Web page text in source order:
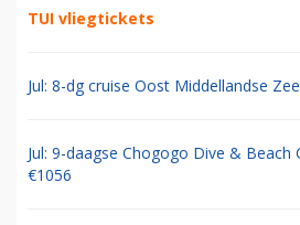
TUI vliegtickets
Jul: 8-dg cruise Oost Middellandse
Jul: 9-daagse Chogogo Dive & Beach
€1056